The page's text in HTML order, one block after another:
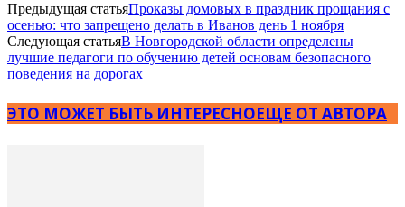
Предыдущая статьяПроказы домовых в праздник прощания с
осенью: что запрещено делать в Иванов день 1 ноября
Следующая статьяВ Новгородской области определены
лучшие педагоги по обучению детей основам безопасного
поведения на дорогах
ЭТО МОЖЕТ БЫТЬ ИНТЕРЕСНОЕЩЕ ОТ АВТОРА